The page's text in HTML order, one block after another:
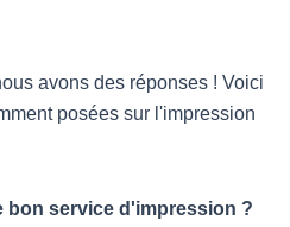
avons des réponses ! Voici
posées sur l'impression
bon service d'impression ?